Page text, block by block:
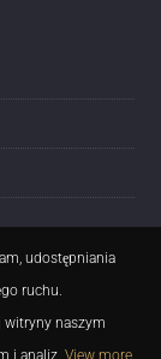
udostępniania
ruchu.
witryny naszym
i analiz. View more